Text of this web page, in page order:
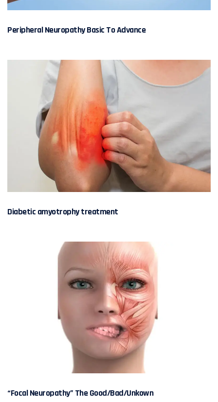
Peripheral Neuropathy Basic To Advance
Diabetic amyotrophy treatment
“Focal Neuropathy” The Good/Bad/Unkown